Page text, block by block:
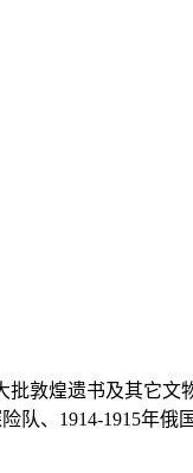
敦煌遗书及其它文
、1914-1915年俄